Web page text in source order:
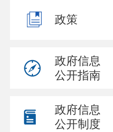
政策
政府信息
公开指南
政府信息
公开制度